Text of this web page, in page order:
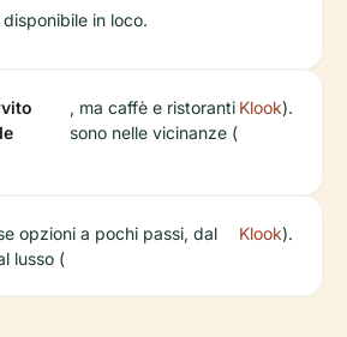
disponibile in loco.
, ma caffè e ristoranti
sono nelle vicinanze (
Klook).
opzioni a pochi passi, dal
lusso (
Klook).